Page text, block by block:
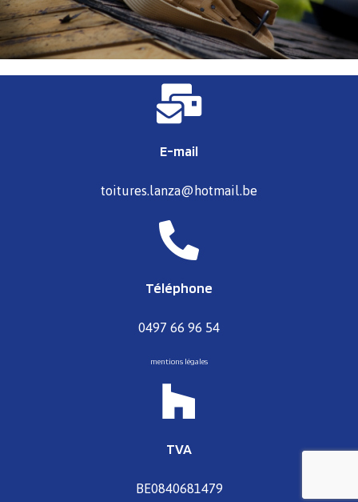
E-mail
toitures.lanza@hotmail.be
Téléphone
0497 66 96 54
mentions légales
TVA
BE0840681479